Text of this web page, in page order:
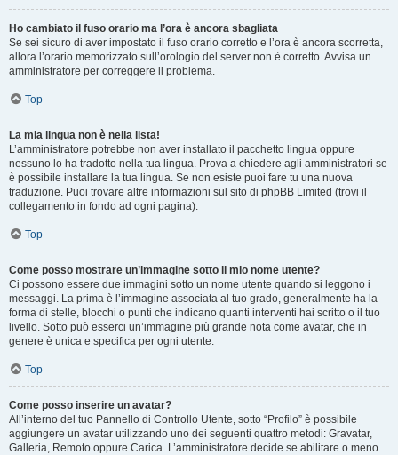
Ho cambiato il fuso orario ma l’ora è ancora sbagliata
Se sei sicuro di aver impostato il fuso orario corretto e l’ora è ancora scorretta,
allora l’orario memorizzato sull’orologio del server non è corretto. Avvisa un
amministratore per correggere il problema.
Top
La mia lingua non è nella lista!
L’amministratore potrebbe non aver installato il pacchetto lingua oppure
nessuno lo ha tradotto nella tua lingua. Prova a chiedere agli amministratori se
è possibile installare la tua lingua. Se non esiste puoi fare tu una nuova
traduzione. Puoi trovare altre informazioni sul sito di phpBB Limited (trovi il
collegamento in fondo ad ogni pagina).
Top
Come posso mostrare un’immagine sotto il mio nome utente?
Ci possono essere due immagini sotto un nome utente quando si leggono i
messaggi. La prima è l’immagine associata al tuo grado, generalmente ha la
forma di stelle, blocchi o punti che indicano quanti interventi hai scritto o il tuo
livello. Sotto può esserci un’immagine più grande nota come avatar, che in
genere è unica e specifica per ogni utente.
Top
Come posso inserire un avatar?
All’interno del tuo Pannello di Controllo Utente, sotto “Profilo” è possibile
aggiungere un avatar utilizzando uno dei seguenti quattro metodi: Gravatar,
Galleria, Remoto oppure Carica. L’amministratore decide se abilitare o meno